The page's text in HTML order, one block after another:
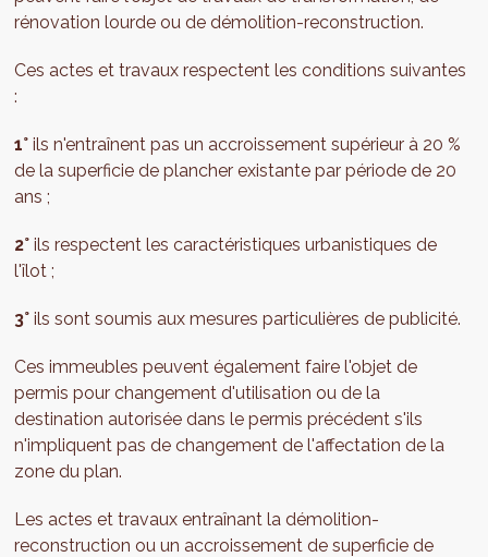
rénovation lourde ou de démolition-reconstruction.
Ces actes et travaux respectent les conditions suivantes
:
1°ils n'entraînent pas un accroissement supérieur à 20 %
de la superficie de plancher existante par période de 20
ans ;
2° ils respectent les caractéristiques urbanistiques de
l'îlot ;
3° ils sont soumis aux mesures particulières de publicité.
Ces immeubles peuvent également faire l'objet de
permis pour changement d'utilisation ou de la
destination autorisée dans le permis précédent s'ils
n'impliquent pas de changement de l'affectation de la
zone du plan.
Les actes et travaux entraînant la démolition-
reconstruction ou un accroissement de superficie de